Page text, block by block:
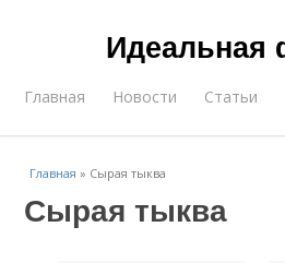
Идеальная
Главная Новости Статьи
Главная » Сырая тыква
Сырая тыква